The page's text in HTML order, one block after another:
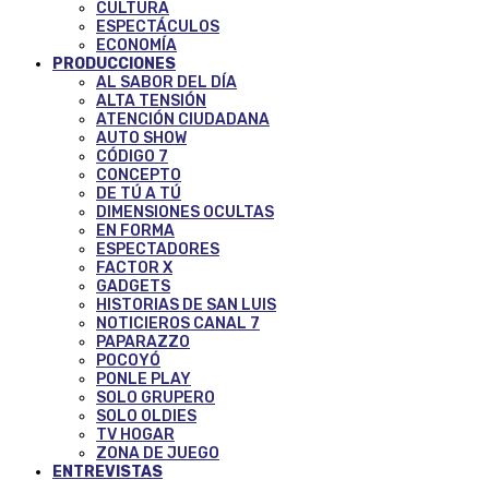
CULTURA
ESPECTÁCULOS
ECONOMÍA
PRODUCCIONES
AL SABOR DEL DÍA
ALTA TENSIÓN
ATENCIÓN CIUDADANA
AUTO SHOW
CÓDIGO 7
CONCEPTO
DE TÚ A TÚ
DIMENSIONES OCULTAS
EN FORMA
ESPECTADORES
FACTOR X
GADGETS
HISTORIAS DE SAN LUIS
NOTICIEROS CANAL 7
PAPARAZZO
POCOYÓ
PONLE PLAY
SOLO GRUPERO
SOLO OLDIES
TV HOGAR
ZONA DE JUEGO
ENTREVISTAS